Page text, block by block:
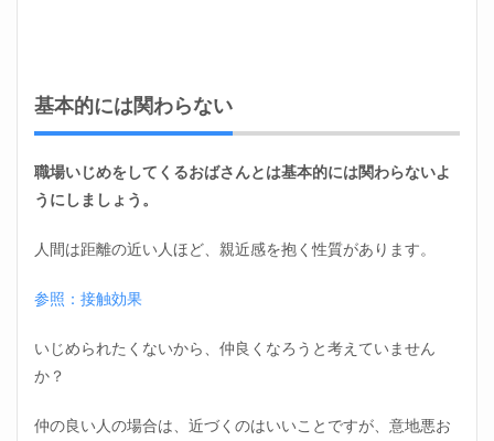
基本的には関わらない
職場いじめをしてくるおばさんとは基本的には関わらないよ
うにしましょう。
人間は距離の近い人ほど、親近感を抱く性質があります。
参照：接触効果
いじめられたくないから、仲良くなろうと考えていません
か？
仲の良い人の場合は、近づくのはいいことですが、意地悪お